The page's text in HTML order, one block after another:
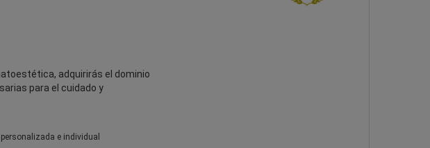
adquirirás el dominio
para el cuidado y
e individual